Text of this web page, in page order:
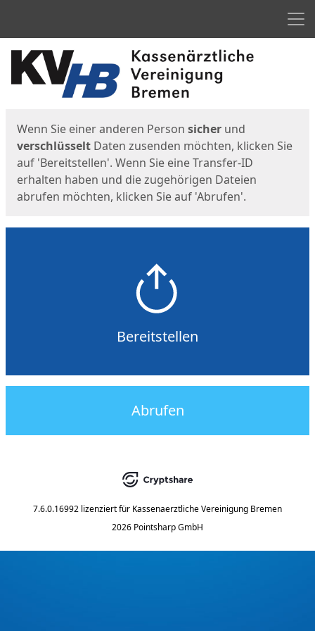
Start
Wenn Sie einer anderen Person sicher und
verschlüsselt Daten zusenden möchten, klicken Sie
auf 'Bereitstellen'. Wenn Sie eine Transfer-ID
erhalten haben und die zugehörigen Dateien
abrufen möchten, klicken Sie auf 'Abrufen'.
Bereitstellen
Abrufen
7.6.0.16992 lizenziert für Kassenaerztliche Vereinigung Bremen
2026 Pointsharp GmbH